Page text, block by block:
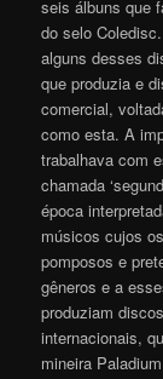
seis álbuns que
do selo
alguns desses
que produzia e
comercial,
como esta. A
trabalhava com
chamada
época
músicos cujos
pomposos e
gêneros e a
produziam
internacionais,
mineira